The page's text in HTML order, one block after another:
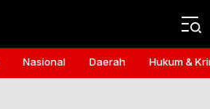
Nasional Daerah Hukum &